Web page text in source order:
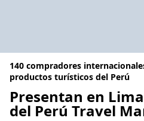
140 compradores
productos turísticos del Perú
Presentan en
del Perú Travel